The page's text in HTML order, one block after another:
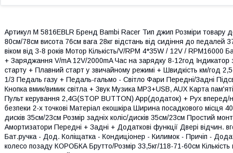
Артикул M 5816EBLR Бренд Bambi Racer Тип джип Розміри товару
80см/78см висота 76см вага 28кг відстань від сидіння до
віком від 3-8 років Мотор Кількість/V/RPM 4*35W / 12V / RPM16000
+ Заряджання V/mA 12V/2000mA Час на зарядку 8-12год
старту + Плавний старт у звичайному режимі + Швидкість км/год
1/3 Педаль газу + Педаль-гальмо - Світло Фари Передні/Задні
Кнопка вмик/вимик світла + Звук Музика MP3+USB, AUX Карта
Пульт керування 2,4G(STOP BUTTON) App(додаток) + Рух вперед/
безпеки 2-х точкові Матеріал екошкіра Ширина посадкового місця
дисків 35см/23см Розмір задніх коліс/дисків 35см/23см Простий
Амортизатори Передні + Задні + Додаткові функції Двері відчин.
Бат.ручка - Дод. Коліщатка - Кондиціонер - Килимок - Причіп -
колесо позаду КОРОБКА Брутто/Розмір 33,5кг/118-71-60см Кількість